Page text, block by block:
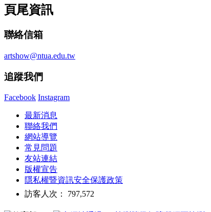
頁尾資訊
聯絡信箱
artshow@ntua.edu.tw
追蹤我們
Facebook Instagram
最新消息
聯絡我們
網站導覽
常見問題
友站連結
版權宣告
隱私權暨資訊安全保護政策
訪客人次： 797,572